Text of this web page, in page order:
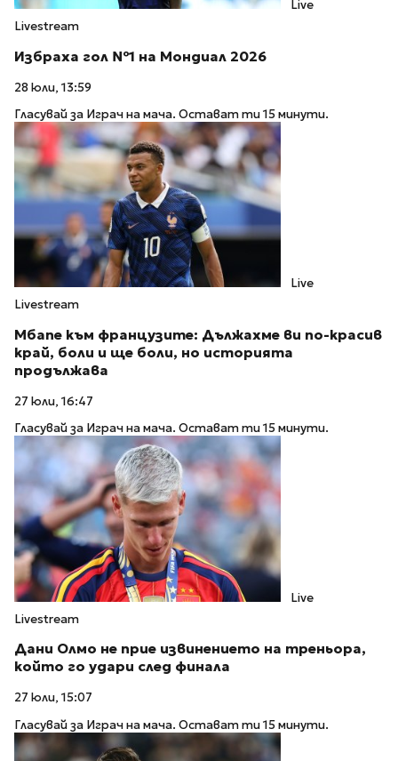
Live
Livestream
Избраха гол №1 на Мондиал 2026
28 юли, 13:59
Гласувай за Играч на мача. Остават ти 15 минути.
Live
Livestream
Мбапе към французите: Дължахме ви по-красив
край, боли и ще боли, но историята
продължава
27 юли, 16:47
Гласувай за Играч на мача. Остават ти 15 минути.
Live
Livestream
Дани Олмо не прие извинението на треньора,
който го удари след финала
27 юли, 15:07
Гласувай за Играч на мача. Остават ти 15 минути.